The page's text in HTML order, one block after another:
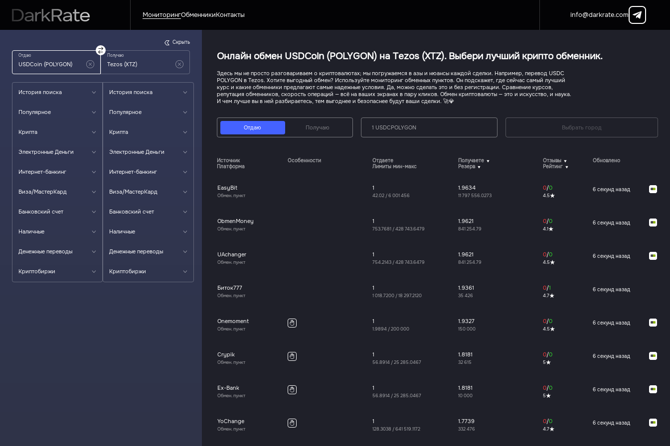
МониторингОбменникиКонтакты info@darkrate.com
Отдаю Получаю
История поиска
Популярное
Крипта
Электронные Деньги
Интернет-банкинг
Виза/МастерКард
Банковский счет
Наличные
Денежные переводы
Криптобиржи
История поиска
Популярное
Крипта
Электронные Деньги
Интернет-банкинг
Виза/МастерКард
Банковский счет
Наличные
Денежные переводы
Криптобиржи
Скрыть
Онлайн обмен USDCoin (POLYGON) на Tezos (XTZ). Выбери лучший крипто обменник.
Здесь мы не просто разговариваем о криптовалютах; мы погружаемся в азы и нюансы каждой сделки. Например, перевод USDC
POLYGON в Tezos. Хотите выгодный обмен? Используйте мониторинг обменных пунктов. Он подскажет, где сейчас самый лучший
курс и какие обменники предлагают самые надежные условия. Да, можно сделать это и без регистрации. Сравнение курсов,
репутация обменников, скорость операций — всё на ваших экранах в пару кликов. Обмен криптовалюты — это и искусство, и наука.
И чем лучше вы в ней разбираетесь, тем выгоднее и безопаснее будут ваши сделки. 🚀💎
Отдаю Получаю 1 USDCPOLYGON Выбрать город
Источник
Платформа
Особенности
Отдаете
Лимиты мин-макс
Получаете
Резерв
Отзывы
Рейтинг
Обновлено
EasyBit
Обмен. пункт
1
42.02 /6 001 456
1.9634
11 797 556.0273
0/0
4.5
6 секунд назад
ObmenMoney
Обмен. пункт
1
753.7681 /428 743.6479
1.9621
841 254.79
0/0
4.1
6 секунд назад
UAchanger
Обмен. пункт
1
754.2143 /428 743.6479
1.9621
841 254.79
0/0
4.5
6 секунд назад
Биток777
Обмен. пункт
1
1 018.7200 /18 297.2120
1.9361
35 426
0/1
4.7
6 секунд назад
Onemoment
Обмен. пункт
1
1.9894 /200 000
1.9327
150 000
0/0
4.5
6 секунд назад
Crypik
Обмен. пункт
1
56.8914 /25 285.0467
1.8181
32 615
0/0
5
6 секунд назад
Ex-Bank
Обмен. пункт
1
56.8914 /25 285.0467
1.8181
10 000
0/0
5
6 секунд назад
YoChange
Обмен. пункт
1
128.3038 /641 519.1172
1.7739
332 476
0/0
4.7
6 секунд назад